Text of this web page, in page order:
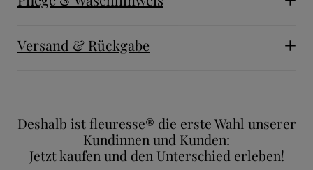
Versand & Rückgabe
Deshalb ist fleuresse® die erste Wahl unserer
Kundinnen und Kunden:
Jetzt kaufen und den Unterschied erleben!